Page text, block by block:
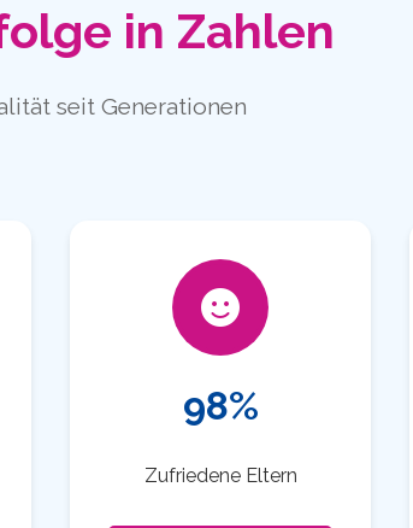
in Zahlen
seit Generationen
98%
Zufriedene Eltern